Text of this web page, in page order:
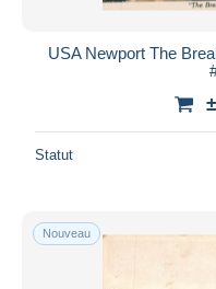
USA Newport The
Statut
Nouveau